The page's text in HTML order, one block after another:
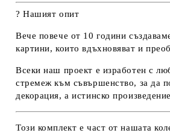
? Нашият опит
Вече повече от 10 години
картини, които вдъхновяват и
Всеки наш проект е изработен с
стремеж към съвършенство, за да
декорация, а истинско
Този комплект е част от нашата